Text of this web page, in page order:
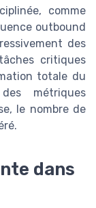
comme
outbound
des
critiques
totale du
métriques
le nombre de
dans